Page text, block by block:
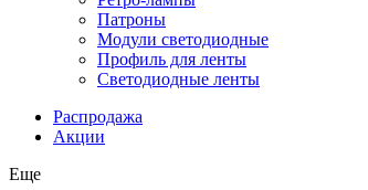
Патроны
Модули светодиодные
Профиль для ленты
Светодиодные ленты
Распродажа
Акции
Еще